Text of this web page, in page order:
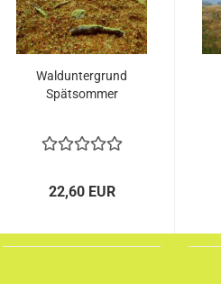
Walduntergrund
Spätsommer
22,60 EUR